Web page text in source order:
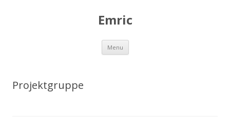
Emric
Menu Spring
de
Projektgruppe